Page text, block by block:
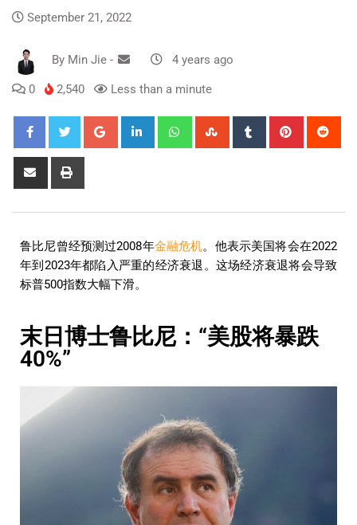
September 21, 2022
By Min Jie - 4 years ago
0 2,540 Less than a minute
鲁比尼曾经预测过2008年金融危机。他表示美国将会在2022
年到2023年都陷入严重的经济衰退。这场经济衰退将会导致
标普500指数大幅下滑。
末日博士鲁比尼：“美股将暴跌
40%”